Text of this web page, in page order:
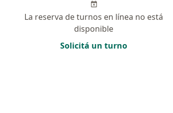
La reserva de turnos en línea no está
disponible
Solicitá un turno